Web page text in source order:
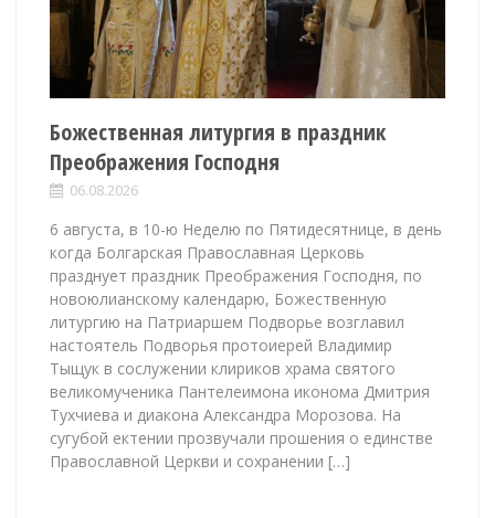
Божественная литургия в праздник
Преображения Господня
06.08.2026
6 августа, в 10-ю Неделю по Пятидесятнице, в день
когда Болгарская Православная Церковь
празднует праздник Преображения Господня, по
новоюлианскому календарю, Божественную
литургию на Патриаршем Подворье возглавил
настоятель Подворья протоиерей Владимир
Тыщук в сослужении клириков храма святого
великомученика Пантелеимона иконома Дмитрия
Тухчиева и диакона Александра Морозова. На
сугубой ектении прозвучали прошения о единстве
Православной Церкви и сохранении […]